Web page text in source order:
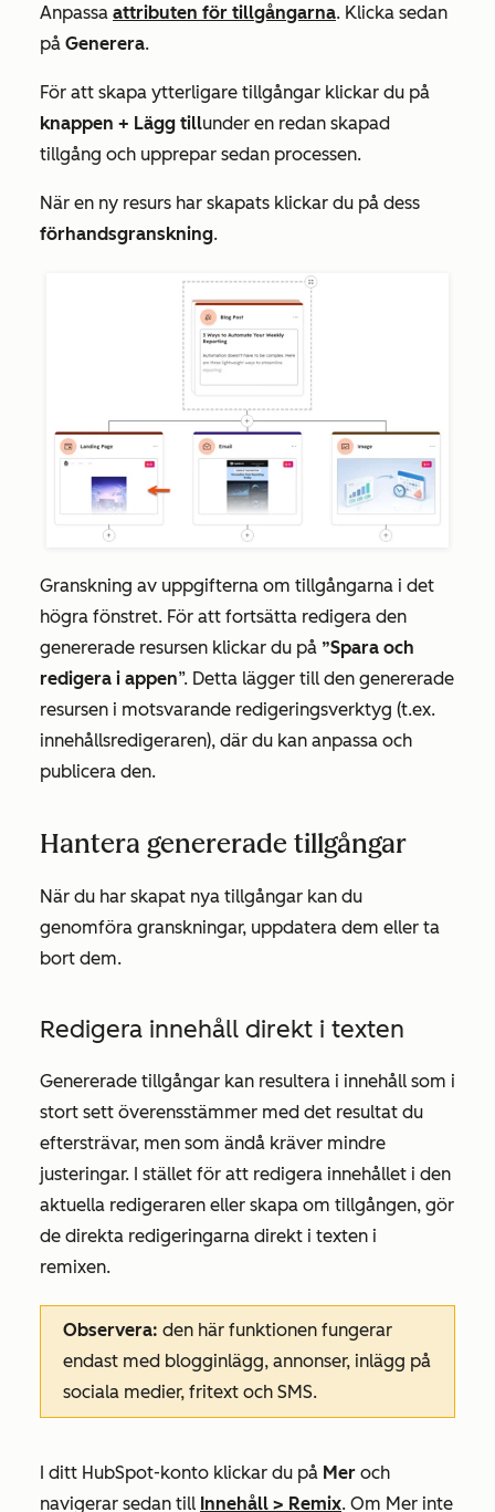
Anpassa attributen för tillgångarna. Klicka sedan
på Generera.
För att skapa ytterligare tillgångar klickar du på
knappen + Lägg tillunder en redan skapad
tillgång och upprepar sedan processen.
När en ny resurs har skapats klickar du på dess
förhandsgranskning.
Granskning av uppgifterna om tillgångarna i det
högra fönstret. För att fortsätta redigera den
genererade resursen klickar du på ”Spara och
redigera i appen”. Detta lägger till den genererade
resursen i motsvarande redigeringsverktyg (t.ex.
innehållsredigeraren), där du kan anpassa och
publicera den.
Hantera genererade tillgångar
När du har skapat nya tillgångar kan du
genomföra granskningar, uppdatera dem eller ta
bort dem.
Redigera innehåll direkt i texten
Genererade tillgångar kan resultera i innehåll som i
stort sett överensstämmer med det resultat du
eftersträvar, men som ändå kräver mindre
justeringar. I stället för att redigera innehållet i den
aktuella redigeraren eller skapa om tillgången, gör
de direkta redigeringarna direkt i texten i
remixen.
Observera: den här funktionen fungerar
endast med blogginlägg, annonser, inlägg på
sociala medier, fritext och SMS.
I ditt HubSpot-konto klickar du på Mer och
navigerar sedan till Innehåll > Remix. Om Mer inte